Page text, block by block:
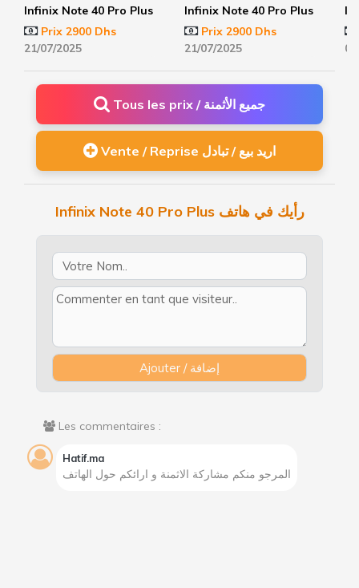
Infinix Note 40 Pro Plus
Prix 2900 Dhs
21/07/2025
Infinix Note 40 Pro Plus
Prix 2900 Dhs
21/07/2025
Tous les prix / جميع الأثمنة
Vente / Reprise اريد بيع / تبادل
Infinix Note 40 Pro Plus رأيك في هاتف
Les commentaires :
Hatif.ma
المرجو منكم مشاركة الاثمنة و ارائكم حول الهاتف